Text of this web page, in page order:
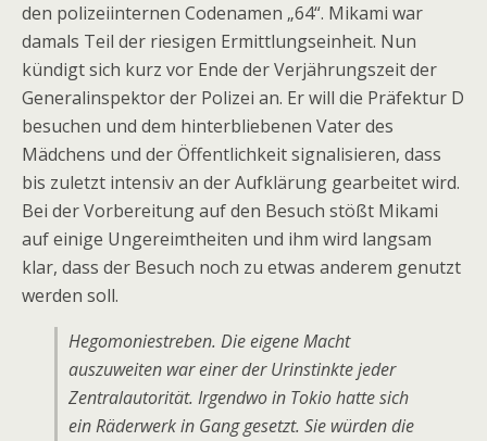
den polizeiinternen Codenamen „64“. Mikami war
damals Teil der riesigen Ermittlungseinheit. Nun
kündigt sich kurz vor Ende der Verjährungszeit der
Generalinspektor der Polizei an. Er will die Präfektur D
besuchen und dem hinterbliebenen Vater des
Mädchens und der Öffentlichkeit signalisieren, dass
bis zuletzt intensiv an der Aufklärung gearbeitet wird.
Bei der Vorbereitung auf den Besuch stößt Mikami
auf einige Ungereimtheiten und ihm wird langsam
klar, dass der Besuch noch zu etwas anderem genutzt
werden soll.
Hegomoniestreben. Die eigene Macht
auszuweiten war einer der Urinstinkte jeder
Zentralautorität. Irgendwo in Tokio hatte sich
ein Räderwerk in Gang gesetzt. Sie würden die